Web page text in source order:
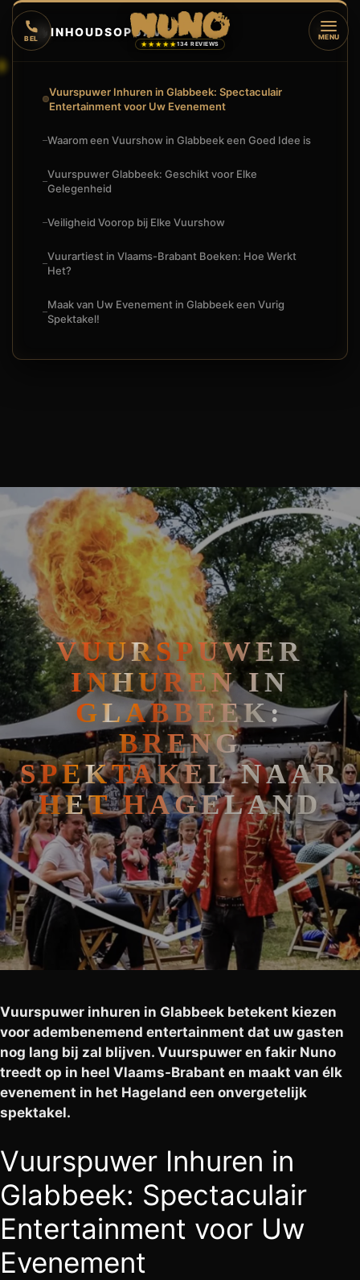
BEL
★★★★★134 REVIEWS
MENU
🔥INHOUDSOPGAVE ▼
Vuurspuwer Inhuren in Glabbeek: Spectaculair
Entertainment voor Uw Evenement
Waarom een Vuurshow in Glabbeek een Goed Idee is
Vuurspuwer Glabbeek: Geschikt voor Elke
Gelegenheid
Veiligheid Voorop bij Elke Vuurshow
Vuurartiest in Vlaams-Brabant Boeken: Hoe Werkt
Het?
Maak van Uw Evenement in Glabbeek een Vurig
Spektakel!
VUURSPUWER
INHUREN IN
GLABBEEK:
BRENG
SPEKTAKEL NAAR
HET HAGELAND
Vuurspuwer inhuren in Glabbeek betekent kiezen
voor adembenemend entertainment dat uw gasten
nog lang bij zal blijven. Vuurspuwer en fakir Nuno
treedt op in heel Vlaams-Brabant en maakt van élk
evenement in het Hageland een onvergetelijk
spektakel.
Vuurspuwer Inhuren in
Glabbeek: Spectaculair
Entertainment voor Uw
Evenement